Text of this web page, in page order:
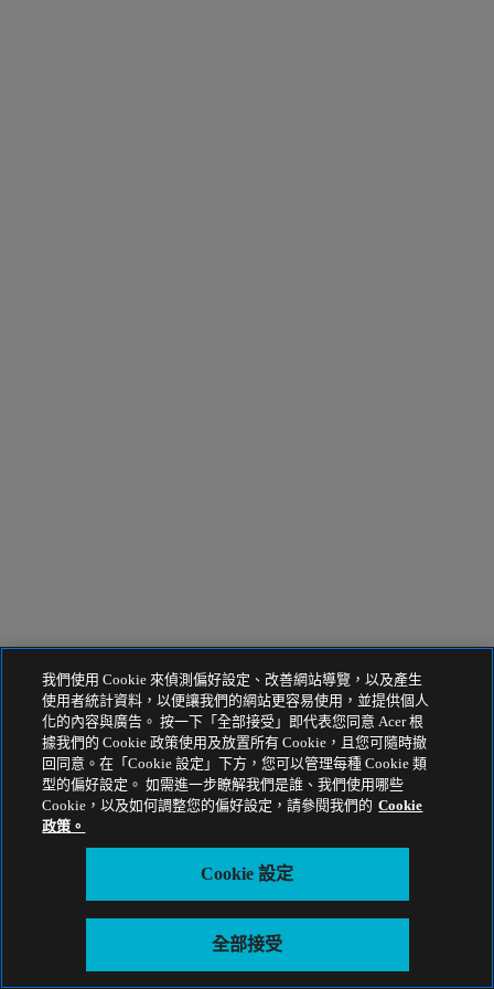
我們使用 Cookie 來偵測偏好設定、改善網站導覽，以及產生
使用者統計資料，以便讓我們的網站更容易使用，並提供個人
化的內容與廣告。 按一下「全部接受」即代表您同意 Acer 根
據我們的 Cookie 政策使用及放置所有 Cookie，且您可隨時撤
回同意。在「Cookie 設定」下方，您可以管理每種 Cookie 類
型的偏好設定。 如需進一步瞭解我們是誰、我們使用哪些
Cookie，以及如何調整您的偏好設定，請參閱我們的 Cookie
政策。
Cookie 設定
全部接受